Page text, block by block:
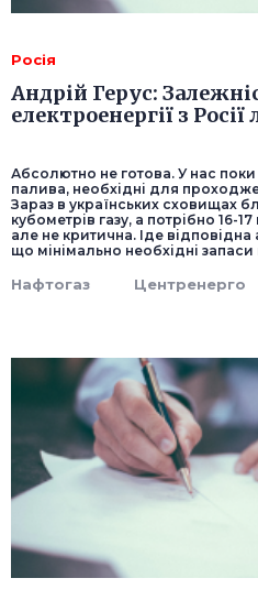
Росія
Андрій Герус:
електроенергії з
Абсолютно не готова. У нас
палива, необхідні для
Зараз в українських сховищах
кубометрів газу, а потрібно 16-
але не критична. Іде
що мінімально необхідні запаси
Нафтогаз Центренерго